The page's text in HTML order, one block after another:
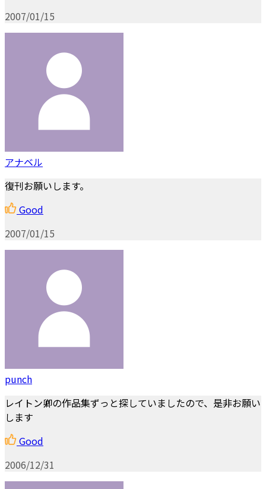
2007/01/15
アナベル
復刊お願いします。
Good
2007/01/15
punch
レイトン卿の作品集ずっと探していましたので、是非お願い
します
Good
2006/12/31